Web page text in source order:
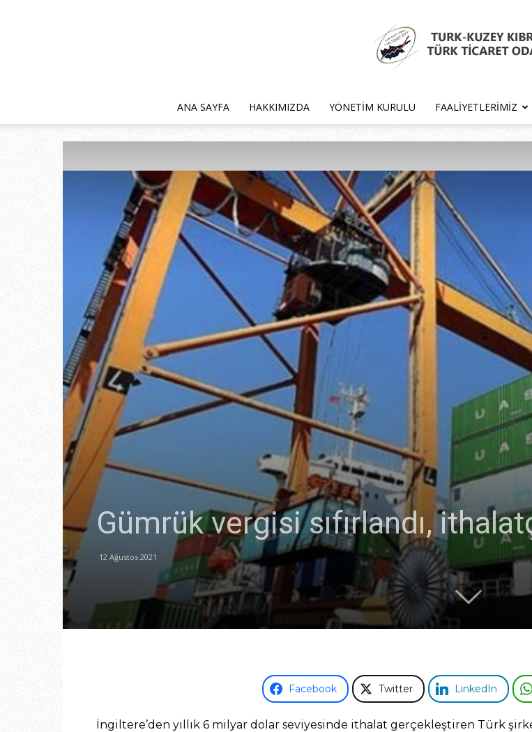
Türk
Ticaret
Odası
ANA SAYFA HAKKIMIZDA YÖNETIM KURULU FAALIYETLERIMIZ
Gümrük vergisi sıfırlandı,
12 Ağustos 2021
Facebook Twitter LinkedIn
İngiltere’den yıllık 6 milyar dolar seviyesinde ithalat gerçekleştiren Türk